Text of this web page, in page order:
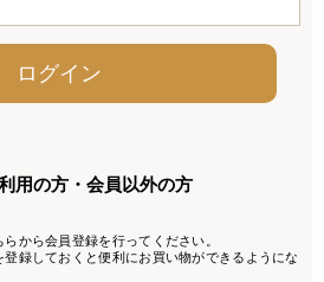
用の方・会員以外の方
から会員登録を行ってください。
登録しておくと便利にお買い物ができるようにな